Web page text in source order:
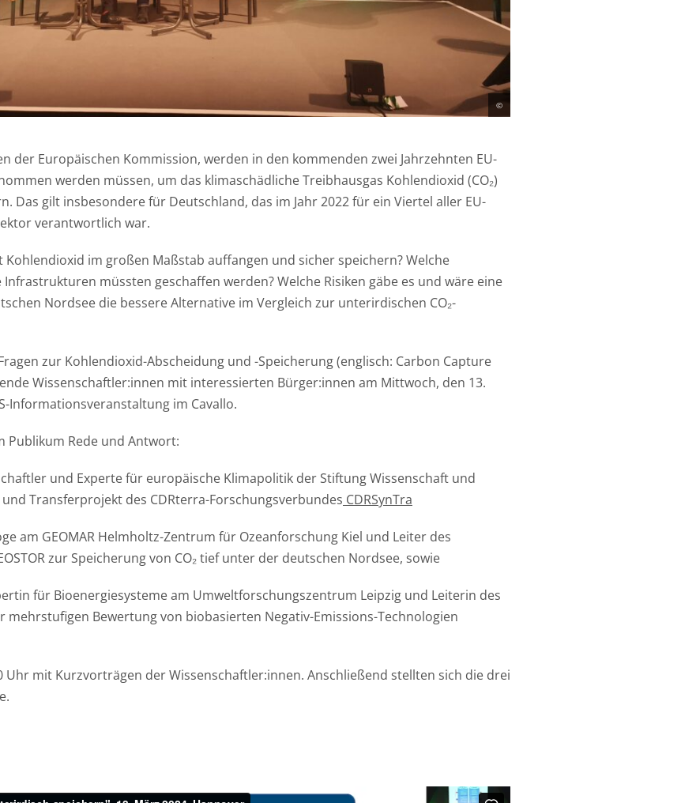
©
der Europäischen Kommission, werden in den kommenden zwei Jahrzehnten EU-
werden müssen, um das klimaschädliche Treibhausgas Kohlendioxid (CO₂)
Das gilt insbesondere für Deutschland, das im Jahr 2022 für ein Viertel aller EU-
verantwortlich war.
im großen Maßstab auffangen und sicher speichern? Welche
müssten geschaffen werden? Welche Risiken gäbe es und wäre eine
Nordsee die bessere Alternative im Vergleich zur unterirdischen CO₂-
zur Kohlendioxid-Abscheidung und -Speicherung (englisch: Carbon Capture
Wissenschaftler:innen mit interessierten Bürger:innen am Mittwoch, den 13.
Informationsveranstaltung im Cavallo.
Publikum Rede und Antwort:
und Experte für europäische Klimapolitik der Stiftung Wissenschaft und
Transferprojekt des CDRterra-Forschungsverbundes CDRSynTra
am GEOMAR Helmholtz-Zentrum für Ozeanforschung Kiel und Leiter des
zur Speicherung von CO₂ tief unter der deutschen Nordsee, sowie
für Bioenergiesysteme am Umweltforschungszentrum Leipzig und Leiterin des
mehrstufigen Bewertung von biobasierten Negativ-Emissions-Technologien
Uhr mit Kurzvorträgen der Wissenschaftler:innen. Anschließend stellten sich die drei